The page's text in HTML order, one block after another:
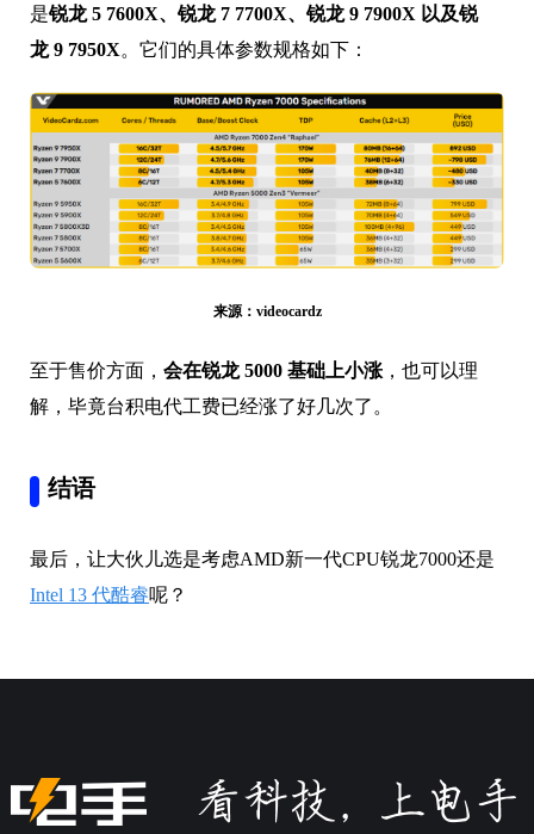
是锐龙 5 7600X、锐龙 7 7700X、锐龙 9 7900X 以及锐
龙 9 7950X。它们的具体参数规格如下：
来源：videocardz
至于售价方面， 会在锐龙 5000 基础上小涨 ，也可以理
解，毕竟台积电代工费已经涨了好几次了。
结语
最后，让大伙儿选是考虑AMD新一代CPU锐龙7000还是
Intel 13 代酷睿呢？